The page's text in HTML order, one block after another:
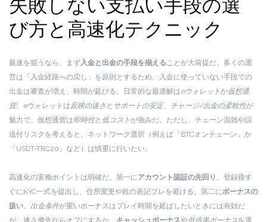
失敗しない支払い手段の選
び方と高速化テクニック
最速を狙うなら、まず入金と出金の手段を揃えることが大前提だ。多くの運
営は「入金経路への戻し」を原則とするため、入金に使っていない手段での
出金は審査が増え、時間が延びる。日常的な最適解はeウォレットか仮想通
貨。eウォレットは反映の速さ と サポートの安定、 チャージ/出金の柔軟性が
魅力で、仮想通貨は即時性と 低コスト が強みだ。ただし、チェーン混雑や誤
送付リスクを考えると、ネットワーク選択（例えば「BTCオンチェーン」か
「USDT-TRC20」など）は慎重に行いたい。
高速化の実務ポイントは明確だ。第一にアカウント認証の先回り 。登録後す
ぐにKYC一式を提出し、住所変更や姓の表記ブレを避ける。第二にボーナスの
扱い。 出金条件が重いボーナスはプレイ時間を延ばしたいときには有効だ